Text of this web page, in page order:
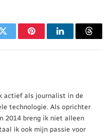
Twitter PinterestLinkedIn
actief als journalist in de
technologie. Als oprichter
2014 breng ik niet alleen
ik ook mijn passie voor